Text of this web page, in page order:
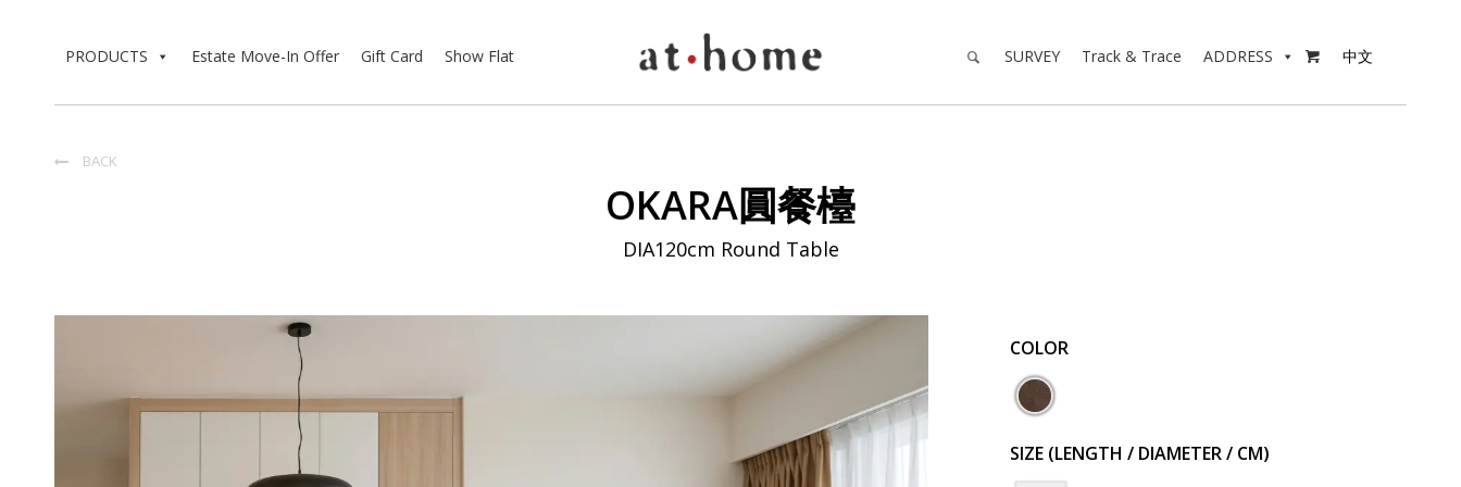
PRODUCTS Estate Move-In Offer Gift Card Show Flat 
ADDRESS
Track & Trace
SURVEY 中文
 BACK
OKARA圓餐檯
DIA120cm Round Table
COLOR
SIZE (LENGTH / DIAMETER / CM)